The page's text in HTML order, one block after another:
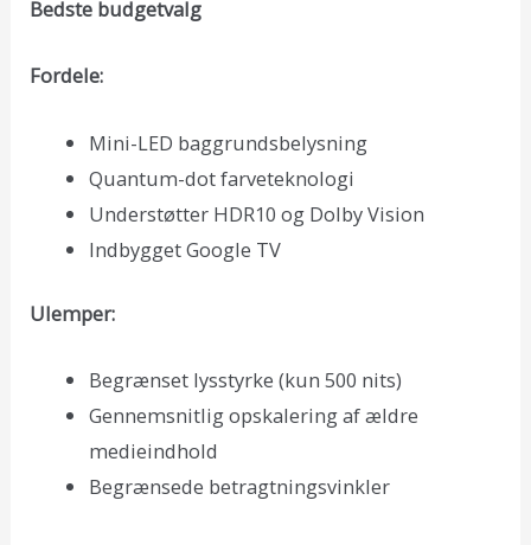
Bedste budgetvalg
Fordele:
Mini-LED baggrundsbelysning
Quantum-dot farveteknologi
Understøtter HDR10 og Dolby Vision
Indbygget Google TV
Ulemper:
Begrænset lysstyrke (kun 500 nits)
Gennemsnitlig opskalering af ældre
medieindhold
Begrænsede betragtningsvinkler